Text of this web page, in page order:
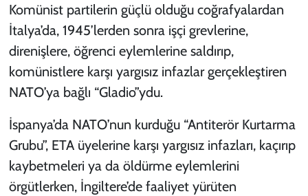
Komünist partilerin güçlü olduğu coğrafyalardan
İtalya’da, 1945’lerden sonra işçi grevlerine,
direnişlere, öğrenci eylemlerine saldırıp,
komünistlere karşı yargısız infazlar gerçekleştiren
NATO’ya bağlı “Gladio”ydu.
İspanya’da NATO’nun kurduğu “Antiterör Kurtarma
Grubu”, ETA üyelerine karşı yargısız infazları, kaçırıp
kaybetmeleri ya da öldürme eylemlerini
örgütlerken, İngiltere’de faaliyet yürüten